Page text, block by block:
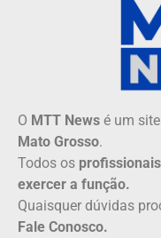
O MTT News é um
Mato Grosso.
Todos os profissionais
exercer a função.
Quaisquer dúvidas
Fale Conosco.